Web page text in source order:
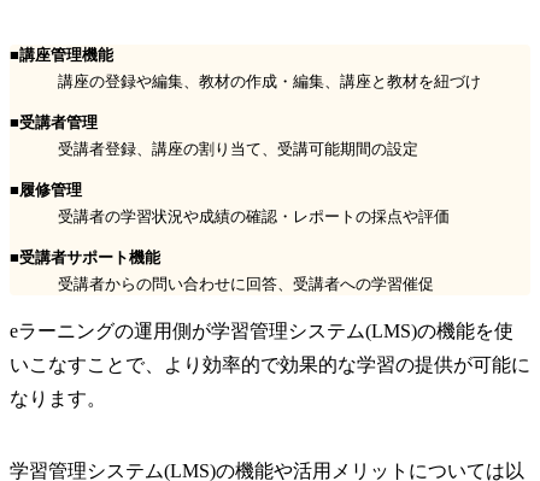
■講座管理機能
講座の登録や編集、教材の作成・編集、講座と教材を紐づけ
■受講者管理
受講者登録、講座の割り当て、受講可能期間の設定
■履修管理
受講者の学習状況や成績の確認・レポートの採点や評価
■受講者サポート機能
受講者からの問い合わせに回答、受講者への学習催促
eラーニングの運用側が学習管理システム(LMS)の機能を使
いこなすことで、より効率的で効果的な学習の提供が可能に
なります。
学習管理システム(LMS)の機能や活用メリットについては以